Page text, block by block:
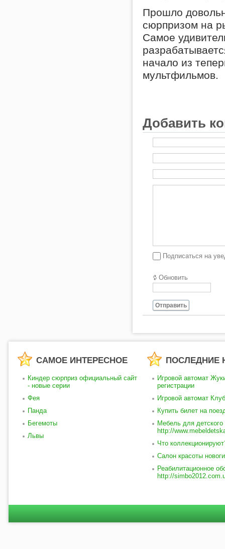
Прошло
сюрпризом на
Самое
начало из
мультфильмов.
Добавить
Подписаться на
Обновить
Отправить
САМОЕ ИНТЕРЕСНОЕ
Киндер сюрприз официальный сайт
- новые серии
Фея
Панда
Бегемоты
Львы
ПОСЛЕДНИЕ
Игровой автомат
регистрации
Игровой автомат
Купить билет на
Мебель для детского
http://
Что
Салон красоты
Реабилитационное
http://